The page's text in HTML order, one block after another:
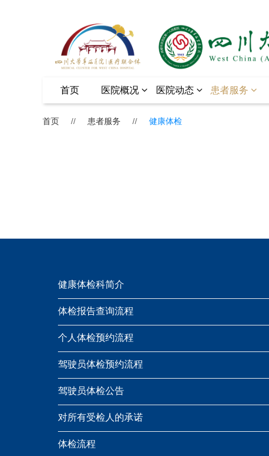
首页 医院概况 医院动态 患者服务
首页 // 患者服务 // 健康体检
健康体检科简介
体检报告查询流程
个人体检预约流程
驾驶员体检预约流程
驾驶员体检公告
对所有受检人的承诺
体检流程